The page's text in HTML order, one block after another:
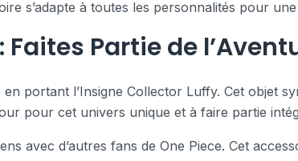
s’adapte à toutes les personnalités pour
Faites Partie de
portant l’Insigne Collector Luffy. Cet objet
pour cet univers unique et à faire partie
avec d’autres fans de One Piece. Cet